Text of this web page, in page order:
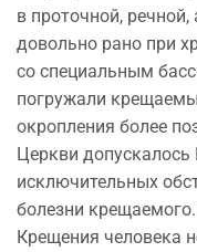
в проточной,
довольно рано при
со специальным
погружали
окропления более
Церкви допускалось
исключительных
болезни
Крещения человека